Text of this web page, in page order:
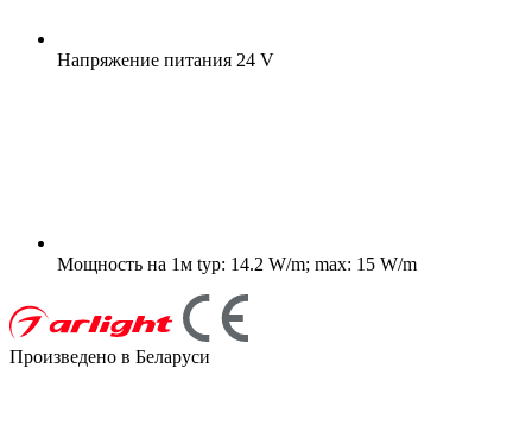
Напряжение питания 24 V
Мощность на 1м typ: 14.2 W/m; max: 15 W/m
Произведено в Беларуси